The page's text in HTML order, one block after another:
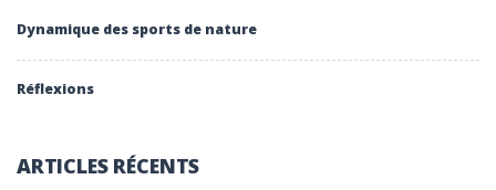
Dynamique des sports de nature
Réflexions
ARTICLES RÉCENTS